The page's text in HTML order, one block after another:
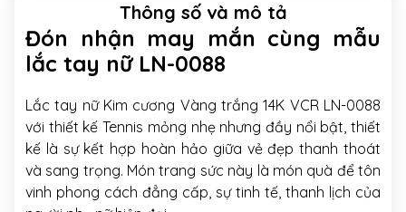
Thông số và mô tả
Đón nhận may mắn cùng mẫu
lắc tay nữ LN-0088
Lắc tay nữ Kim cương Vàng trắng 14K VCR LN-0088
với thiết kế Tennis mỏng nhẹ nhưng đầy nổi bật, thiết
kế là sự kết hợp hoàn hảo giữa vẻ đẹp thanh thoát
và sang trọng. Món trang sức này là món quà để tôn
vinh phong cách đẳng cấp, sự tinh tế, thanh lịch của